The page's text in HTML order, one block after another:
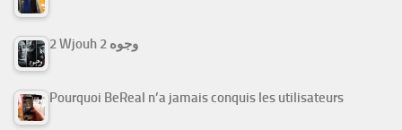
2 Wjouh 2 وجوه
Pourquoi BeReal n’a jamais conquis les utilisateurs